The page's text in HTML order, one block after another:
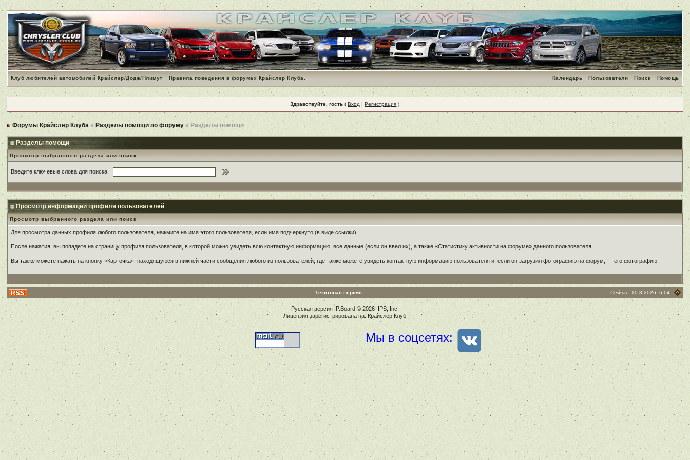
Клуб любителей автомобилей Крайслер/Додж/Плимут Правила поведения в форумах Крайслер Клуба. Помощь
Поиск
Пользователи
Календарь
Здравствуйте, гость (Вход |Регистрация )
Форумы Крайслер Клуба »Разделы помощи по форуму » Разделы помощи
Разделы помощи
Просмотр выбранного раздела или поиск
Введите ключевые слова для поиска
Просмотр информации профиля пользователей
Просмотр выбранного раздела или поиск
Для просмотра данных профиля любого пользователя, нажмите на имя этого пользователя, если имя подчеркнуто (в виде ссылки).
После нажатия, вы попадете на страницу профиля пользователя, в которой можно увидеть всю контактную информацию, все данные (если он ввел их), а также «Статистику активности на форуме» данного пользователя.
Вы также можете нажать на кнопку «Карточка», находящуюся в нижней части сообщения любого из пользователей, где также можете увидеть контактную информацию пользователя и, если он загрузил фотографию на форум, — его фотографию.
Текстовая версия Сейчас: 10.8.2026, 6:04
Русская версия IP.Board© 2026 IPS, Inc
Лицензия зарегистрирована на: Крайслер Клуб
Мы в соцсетях: